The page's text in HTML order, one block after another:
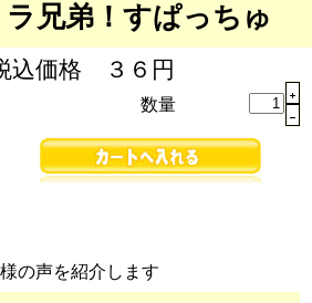
兄弟！すぱっちゅ
込価格 ３６円
数量
の声を紹介します